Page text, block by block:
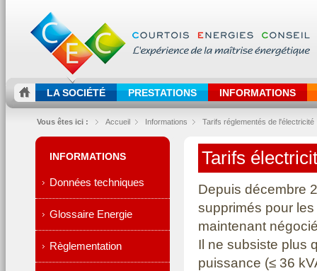
LA SOCIÉTÉ PRESTATIONS INFORMATIONS
Vous êtes ici : Accueil Informations Tarifs réglementés de l'électricité
INFORMATIONS
Données techniques
Glossaire Energie
Règlementation
Tarifs
Depuis décembre
supprimés pour
maintenant
Il ne subsiste plus
puissance (≤ 36